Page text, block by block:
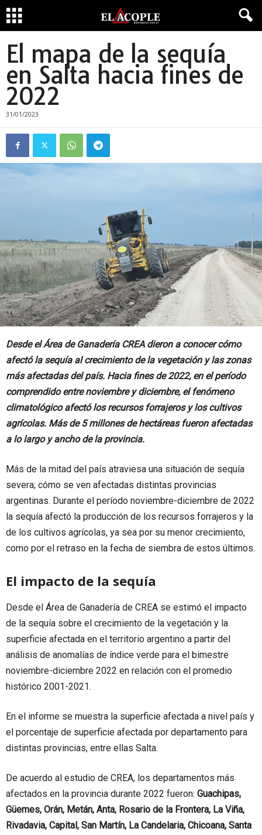
El mapa de la sequía
en Salta hacia fines de
2022
31/01/2023
Desde el Área de Ganadería CREA dieron a conocer cómo
afectó la sequía al crecimiento de la vegetación y las zonas
más afectadas del país. Hacia fines de 2022, en el período
comprendido entre noviembre y diciembre, el fenómeno
climatológico afectó los recursos forrajeros y los cultivos
agrícolas. Más de 5 millones de hectáreas fueron afectadas
a lo largo y ancho de la provincia.
Más de la mitad del país atraviesa una situación de sequía
severa; cómo se ven afectadas distintas provincias
argentinas. Durante el período noviembre-diciembre de 2022
la sequía afectó la producción de los recursos forrajeros y la
de los cultivos agrícolas, ya sea por su menor crecimiento,
como por el retraso en la fecha de siembra de estos últimos.
El impacto de la sequía
Desde el Área de Ganadería de CREA se estimó el impacto
de la sequía sobre el crecimiento de la vegetación y la
superficie afectada en el territorio argentino a partir del
análisis de anomalías de índice verde para el bimestre
noviembre-diciembre 2022 en relación con el promedio
histórico 2001-2021.
En el informe se muestra la superficie afectada a nivel país y
el porcentaje de superficie afectada por departamento para
distintas provincias, entre ellas Salta.
De acuerdo al estudio de CREA, los departamentos más
afectados en la provincia durante 2022 fueron: Guachipas,
Güemes, Orán, Metán, Anta, Rosario de la Frontera, La Viña,
Rivadavia, Capital, San Martín, La Candelaria, Chicoana, Santa